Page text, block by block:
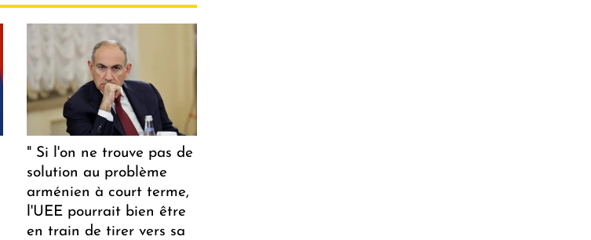
" Si l'on ne trouve pas de
solution au problème
arménien à court terme,
l'UEE pourrait bien être
en train de tirer vers sa